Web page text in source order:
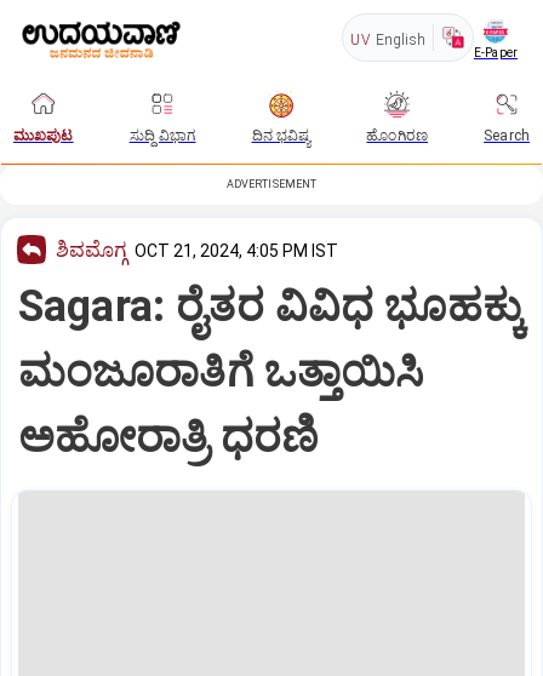
UV English
E-Paper
ಮುಖಪುಟ ಸುದ್ದಿ ವಿಭಾಗ ದಿನ ಭವಿಷ್ಯ ಹೊಂಗಿರಣ Search
ADVERTISEMENT
ಶಿವಮೊಗ್ಗ OCT 21, 2024, 4:05 PM IST
Sagara: ರೈತರ ವಿವಿಧ ಭೂಹಕ್ಕು
ಮಂಜೂರಾತಿಗೆ ಒತ್ತಾಯಿಸಿ
ಅಹೋರಾತ್ರಿ ಧರಣಿ